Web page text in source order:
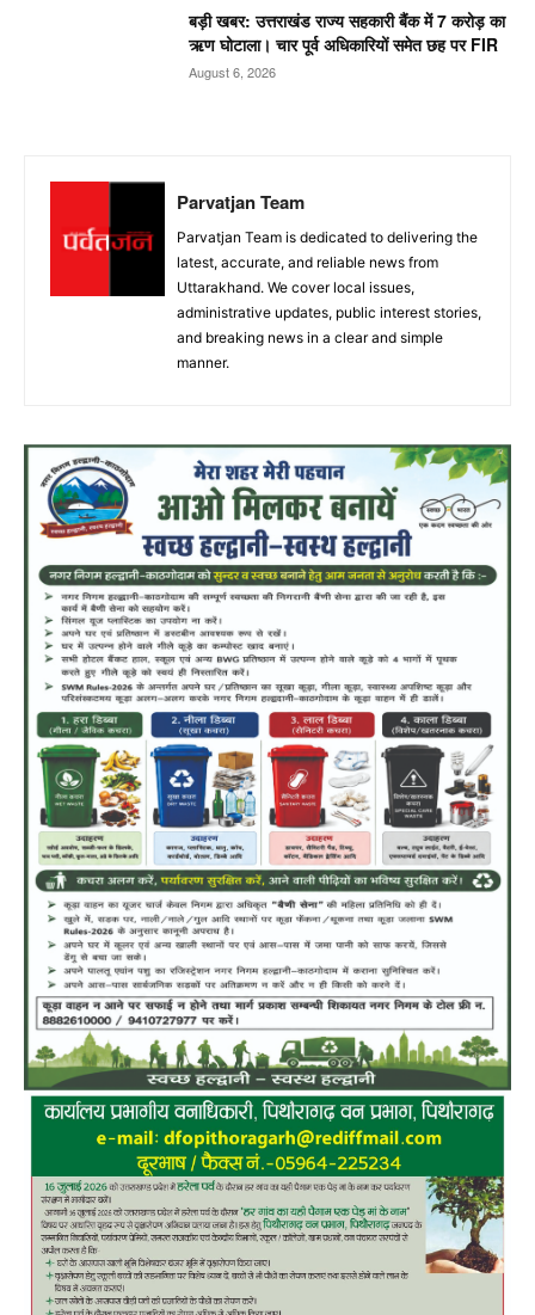
बड़ी खबर: उत्तराखंड राज्य सहकारी बैंक में 7 करोड़ का
ऋण घोटाला। चार पूर्व अधिकारियों समेत छह पर FIR
August 6, 2026
Parvatjan Team
Parvatjan Team is dedicated to delivering the
latest, accurate, and reliable news from
Uttarakhand. We cover local issues,
administrative updates, public interest stories,
and breaking news in a clear and simple
manner.